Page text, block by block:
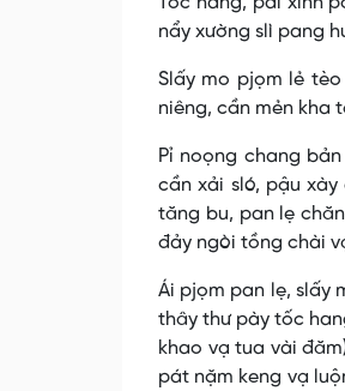
nẩy xường slì pang
Slấy mo pjọm lẻ
niêng, cần mẻn kha
Pỉ noọng chang
cần xải sló, pậu
tăng bu, pan lẹ
đảy ngòi tồng chài
Ái pjọm pan lẹ, slấy
thây thư pày tốc
khao vạ tua vài
pát nặm keng vạ